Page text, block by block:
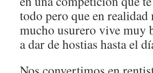
todo pero que en
mucho usurero vive muy
a dar de hostias hasta el